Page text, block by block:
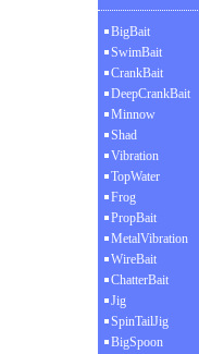
BigBait
SwimBait
CrankBait
DeepCrankBait
Minnow
Shad
Vibration
TopWater
Frog
PropBait
MetalVibration
WireBait
ChatterBait
Jig
SpinTailJig
BigSpoon